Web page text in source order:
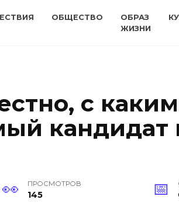
ОБЩЕСТВО
ОБРАЗ
ЖИЗНИ
с
кандидат
ПРОСМОТРОВ
145